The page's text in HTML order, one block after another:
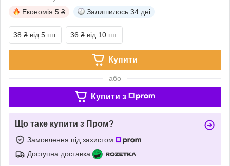
Економія 5 ₴ Залишилось 34 дні
38 ₴ від 5 шт. 36 ₴ від 10 шт.
Купити
або
Купити з
Що таке купити з Пром?
Замовлення під захистом
Доступна доставка